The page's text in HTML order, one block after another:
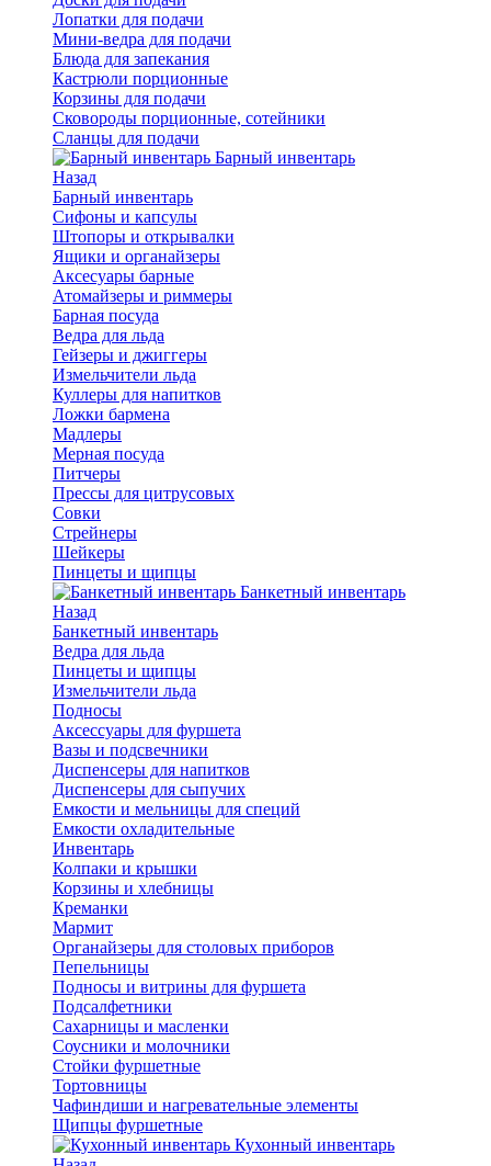
Лопатки для подачи
Мини-ведра для подачи
Блюда для запекания
Кастрюли порционные
Корзины для подачи
Сковороды порционные, сотейники
Сланцы для подачи
Барный инвентарь
Назад
Барный инвентарь
Сифоны и капсулы
Штопоры и открывалки
Ящики и органайзеры
Аксесуары барные
Атомайзеры и риммеры
Барная посуда
Ведра для льда
Гейзеры и джиггеры
Измельчители льда
Куллеры для напитков
Ложки бармена
Мадлеры
Мерная посуда
Питчеры
Прессы для цитрусовых
Совки
Стрейнеры
Шейкеры
Пинцеты и щипцы
Банкетный инвентарь
Назад
Банкетный инвентарь
Ведра для льда
Пинцеты и щипцы
Измельчители льда
Подносы
Аксессуары для фуршета
Вазы и подсвечники
Диспенсеры для напитков
Диспенсеры для сыпучих
Емкости и мельницы для специй
Емкости охладительные
Инвентарь
Колпаки и крышки
Корзины и хлебницы
Креманки
Мармит
Органайзеры для столовых приборов
Пепельницы
Подносы и витрины для фуршета
Подсалфетники
Сахарницы и масленки
Соусники и молочники
Стойки фуршетные
Тортовницы
Чафиндиши и нагревательные элементы
Щипцы фуршетные
Кухонный инвентарь